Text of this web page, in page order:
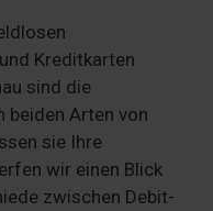
Kreditkarten
sind die
beiden Arten von
sie Ihre
wir einen Blick
zwischen Debit-